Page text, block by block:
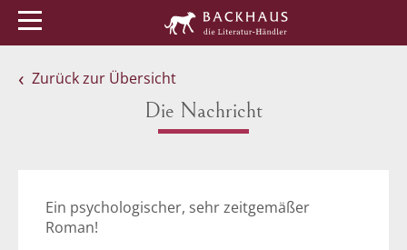
Zurück zur Übersicht
Die Nachricht
Ein psychologischer, sehr zeitgemäßer
Roman!